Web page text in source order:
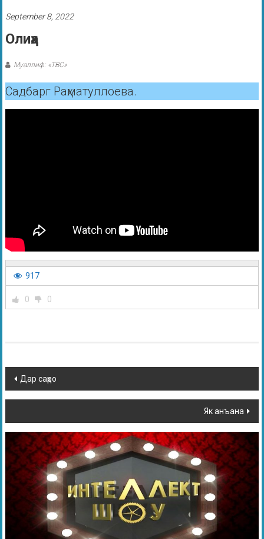
September 8, 2022
Олиҳа
Муаллиф: «ТВС»
Садбарг Раҳматуллоева.
917
0 0
Дар саҳро
Як анъана